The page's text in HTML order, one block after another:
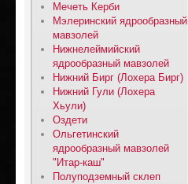
Мечеть Керби
Мэлеринский ядрообразный
мавзолей
Нижнелеймийский
ядрообразный мавзолей
Нижний Бирг (Лохера Бирг)
Нижний Гули (Лохера
Хьули)
Оздети
Ольгетинский
ядрообразный мавзолей
"Итар-каш"
Полуподземный склеп